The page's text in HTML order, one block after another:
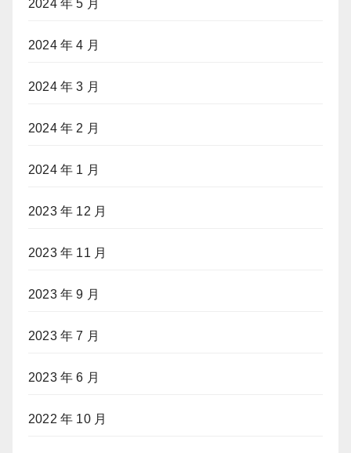
2024 年 5 月
2024 年 4 月
2024 年 3 月
2024 年 2 月
2024 年 1 月
2023 年 12 月
2023 年 11 月
2023 年 9 月
2023 年 7 月
2023 年 6 月
2022 年 10 月